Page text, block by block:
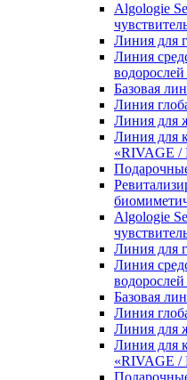
Algologie
Линия для
Линия
Базовая
Линия
Линия для
Линия для
«RIVAGE
Algologie
Линия для
Линия
Базовая
Линия
Линия для
Линия для
«RIVAGE